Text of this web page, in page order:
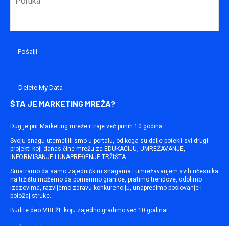
Delete My Data
ŠTA JE MARKETING MREŽA?
Dug je put Marketing mreže i traje već punih 10 godina.
Svoju snagu utemeljili smo u portalu, od koga su dalje potekli svi drugi
projekti koji danas čine mrežu za EDUKACIJU, UMREŽAVANJE,
INFORMISANJE i UNAPREĐENJE TRŽIŠTA.
Smatramo da samo zajedničkim snagama i umrežavanjem svih učesnika
na tržištu možemo da pomerimo granice, pratimo trendove, odolimo
izazovima, razvijemo zdravu konkurenciju, unapredimo poslovanje i
položaj struke.
Budite deo MREŽE koju zajedno gradimo već 10 godina!